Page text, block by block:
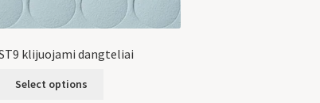
klijuojami dangteliai
Select options